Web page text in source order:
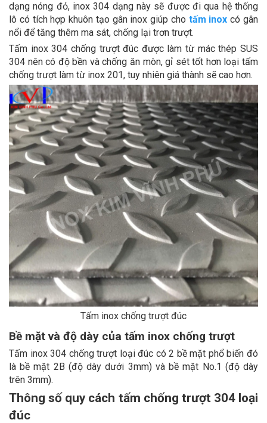
dạng nóng đỏ, inox 304 dạng này sẽ được đi qua hệ thống
lô có tích hợp khuôn tạo gân inox giúp cho tấm inox có gân
nổi để tăng thêm ma sát, chống lại trơn trượt.
Tấm inox 304 chống trượt đúc được làm từ mác thép SUS
304 nên có độ bền và chống ăn mòn, gỉ sét tốt hơn loại tấm
chống trượt làm từ inox 201, tuy nhiên giá thành sẽ cao hơn.
Tấm inox chống trượt đúc
Bề mặt và độ dày của tấm inox chống trượt
Tấm inox 304 chống trượt loại đúc có 2 bề mặt phổ biến đó
là bề mặt 2B (độ dày dưới 3mm) và bề mặt No.1 (độ dày
trên 3mm).
Thông số quy cách tấm chống trượt 304 loại
đúc